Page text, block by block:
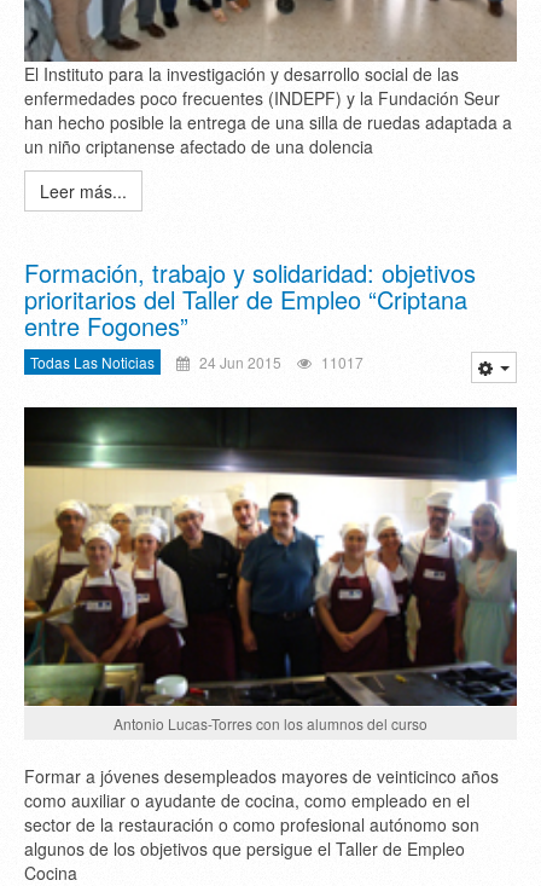
El Instituto para la investigación y desarrollo social de las
enfermedades poco frecuentes (INDEPF) y la Fundación Seur
han hecho posible la entrega de una silla de ruedas adaptada a
un niño criptanense afectado de una dolencia
Leer más...
Formación, trabajo y solidaridad: objetivos
prioritarios del Taller de Empleo “Criptana
entre Fogones”
Todas Las Noticias 24 Jun 2015 11017
Antonio Lucas-Torres con los alumnos del curso
Formar a jóvenes desempleados mayores de veinticinco años
como auxiliar o ayudante de cocina, como empleado en el
sector de la restauración o como profesional autónomo son
algunos de los objetivos que persigue el Taller de Empleo
Cocina